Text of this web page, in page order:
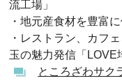
流工場」
・地元産食材を豊富
・レストラン、カフ
玉の魅力発信「LOVE
ところざわサク